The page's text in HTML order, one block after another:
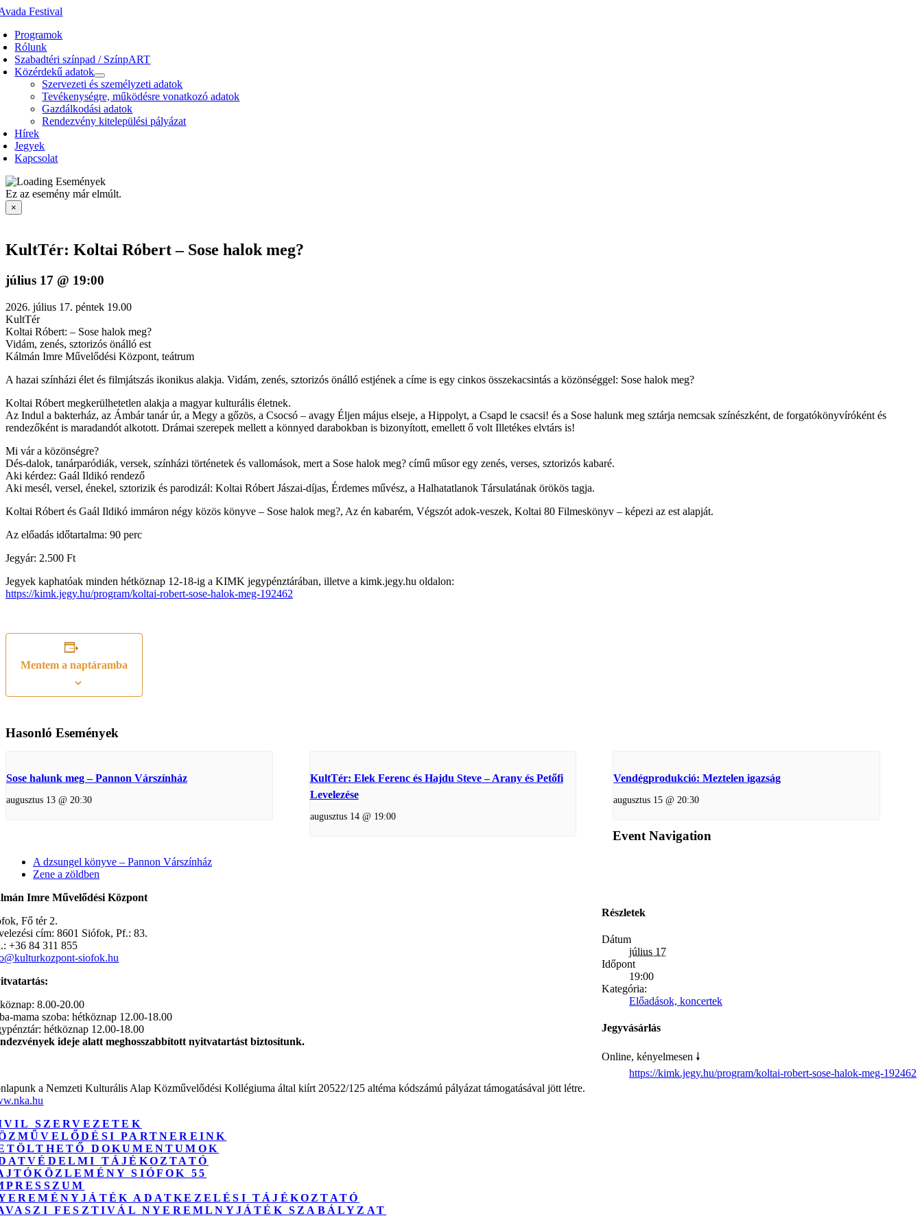
Kihagyás
Programok
Rólunk
Szabadtéri színpad / SzínpART
Közérdekű adatok
Szervezeti és személyzeti adatok
Tevékenységre, működésre vonatkozó adatok
Gazdálkodási adatok
Rendezvény kitelepülési pályázat
Hírek
Jegyek
Kapcsolat
Ez az esemény már elmúlt.
×
KultTér: Koltai Róbert – Sose halok meg?
július 17 @ 19:00
2026. július 17. péntek 19.00
KultTér
Koltai Róbert: – Sose halok meg?
Vidám, zenés, sztorizós önálló est
Kálmán Imre Művelődési Központ, teátrum
A hazai színházi élet és filmjátszás ikonikus alakja. Vidám, zenés, sztorizós önálló estjének a címe is egy cinkos összekacsintás a közönséggel: Sose halok meg?
Koltai Róbert megkerülhetetlen alakja a magyar kulturális életnek.
Az Indul a bakterház, az Ámbár tanár úr, a Megy a gőzös, a Csocsó – avagy Éljen május elseje, a Hippolyt, a Csapd le csacsi! és a Sose halunk meg sztárja nemcsak színészként, de forgatókönyvíróként és
rendezőként is maradandót alkotott. Drámai szerepek mellett a könnyed darabokban is bizonyított, emellett ő volt Illetékes elvtárs is!
Mi vár a közönségre?
Dés-dalok, tanárparódiák, versek, színházi történetek és vallomások, mert a Sose halok meg? című műsor egy zenés, verses, sztorizós kabaré.
Aki kérdez: Gaál Ildikó rendező
Aki mesél, versel, énekel, sztorizik és parodizál: Koltai Róbert Jászai-díjas, Érdemes művész, a Halhatatlanok Társulatának örökös tagja.
Koltai Róbert és Gaál Ildikó immáron négy közös könyve – Sose halok meg?, Az én kabarém, Végszót adok-veszek, Koltai 80 Filmeskönyv – képezi az est alapját.
Az előadás időtartalma: 90 perc
Jegyár: 2.500 Ft
Jegyek kaphatóak minden hétköznap 12-18-ig a KIMK jegypénztárában, illetve a kimk.jegy.hu oldalon:
https://kimk.jegy.hu/program/koltai-robert-sose-halok-meg-192462
Mentem a naptáramba
Hasonló Események
Sose halunk meg – Pannon Várszínház
augusztus 13 @ 20:30
KultTér: Elek Ferenc és Hajdu Steve – Arany és Petőfi
Levelezése
augusztus 14 @ 19:00
Vendégprodukció: Meztelen igazság
augusztus 15 @ 20:30
Event Navigation
A dzsungel könyve – Pannon Várszínház
Zene a zöldben
Részletek
Dátum
július 17
Időpont
19:00
Kategória:
Előadások, koncertek
Jegyvásárlás
Online, kényelmesen 🠗
https://kimk.jegy.hu/program/koltai-robert-sose-halok-meg-192462
Imre Művelődési Központ
Fő tér 2.
cím: 8601 Siófok, Pf.: 83.
+36 84 311 855
siofok.hu
8.00-20.00
mama szoba: hétköznap 12.00-18.00
hétköznap 12.00-18.00
ideje alatt meghosszabbított nyitvatartást biztosítunk.
a Nemzeti Kulturális Alap Közművelődési Kollégiuma által kiírt 20522/125 altéma kódszámú pályázat támogatásával jött létre.
SZERVEZETEK
PARTNEREINK
DOKUMENTUMOK
TÁJÉKOZTATÓ
SIÓFOK 55
ADATKEZELÉSI TÁJÉKOZTATÓ
FESZTIVÁL NYEREMLNYJÁTÉK SZABÁLYZAT